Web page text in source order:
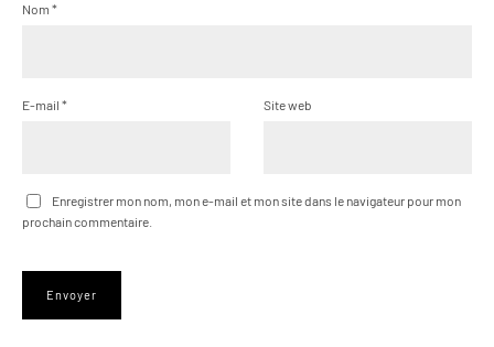
Nom *
E-mail * Site web
Enregistrer mon nom, mon e-mail et mon site dans le navigateur pour mon
prochain commentaire.